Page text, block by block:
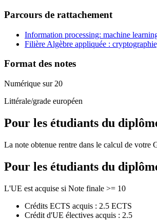
Parcours de rattachement
Information processing: machine
Filière Algèbre appliquée :
Format des notes
Numérique sur 20
Littérale/grade européen
Pour les étudiants du
La note obtenue rentre dans le calcul de votre
Pour les étudiants du
L'UE est acquise si Note finale >= 10
Crédits ECTS acquis : 2.5 ECTS
Crédit d'UE électives acquis : 2.5